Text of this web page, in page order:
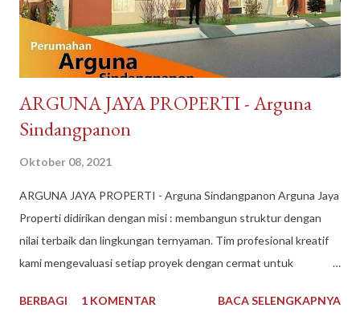
Pelayanan bagus, produk bagus. Recommended banget
DayToNight Tokopedia, Tarakan - Indonesia #daytonight #da...
​ARGUNA JAYA PROPERTI - Arguna
Sindangpanon
Oktober 08, 2021
​ARGUNA JAYA PROPERTI - Arguna Sindangpanon Arguna Jaya
Properti didirikan dengan misi : membangun struktur dengan
nilai terbaik dan lingkungan ternyaman. Tim profesional kreatif
kami mengevaluasi setiap proyek dengan cermat untuk
tahun kami telah dikenal sebagai Pengembang Real Estate
BERBAGI 1 KOMENTAR BACA SELENGKAPNYA